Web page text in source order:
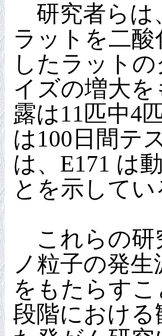
研究者らは
ラットを二
したラット
イズの増大
露は11匹中4
は100日間テ
は、E171 は
とを示してい
これらの研
ノ粒子の発
をもたらす
段階における